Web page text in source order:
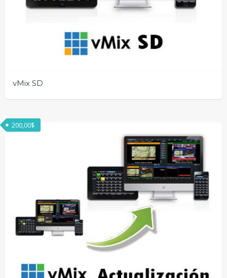
vMix SD
200,00$